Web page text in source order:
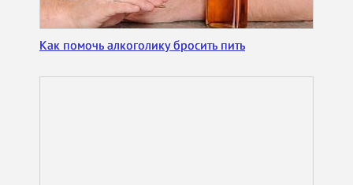
Как помочь алкоголику бросить пить